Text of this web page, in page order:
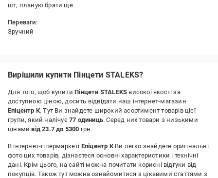
шт, планую брати ще
Переваги:
Зручний
Вирішили купити Пінцети STALEKS?
Для того, щоб купитиПінцети STALEKS високої якості за
доступною ціною, досить відвідати наш інтернет-магазин
Епіцентр К. Тут Ви знайдете широкий асортимент товарів цієї
групи, який налічує 77 одиниць. Серед них товари з низькими
цінамивід 23.7 до 5300 грн.
В інтернет-гіпермаркеті Епіцентр КВи легко знайдете оригінальні
фото цих товарів, дізнаєтеся основні характеристики і технічні
дані. Крім цього, на сайті можна почитати корисні відгуки від
покупців. Також тут можна ознайомитися з цікавими статтями з